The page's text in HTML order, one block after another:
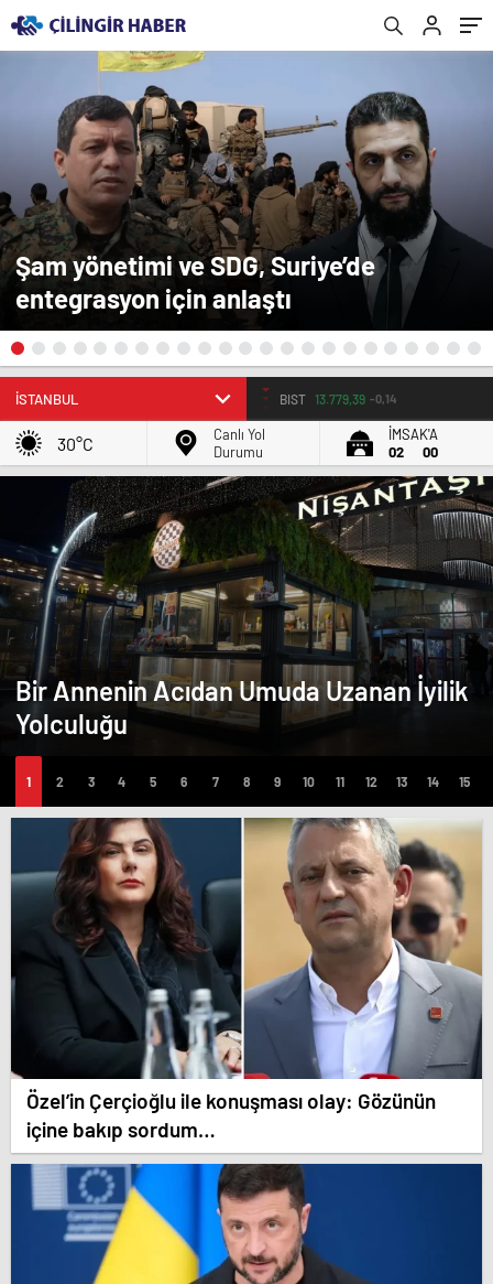
Şam yönetimi ve SDG, Suriye’de
entegrasyon için anlaştı
BIST 13.779,39 -0,14
30°C
Canlı Yol
Durumu
İMSAK'A
02
00
Bir Annenin Acıdan Umuda Uzanan İyilik
Yolculuğu
Özel’in Çerçioğlu ile konuşması olay: Gözünün
içine bakıp sordum…